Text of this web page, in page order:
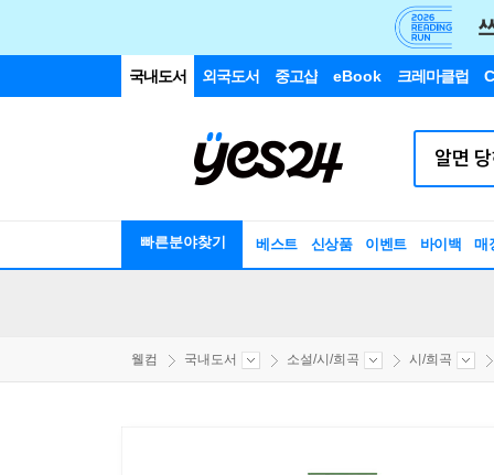
국내도서 외국도서 중고샵 eBook 크레마클럽
빠른분야찾기 베스트 신상품 이벤트 바이백 매
웰컴 국내도서 소설/시/희곡 시/희곡